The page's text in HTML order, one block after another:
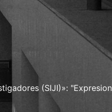
(SIJI)»: